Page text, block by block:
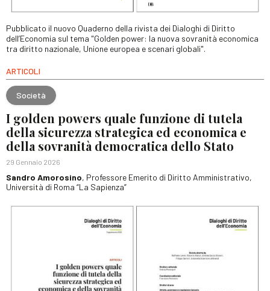
Pubblicato il nuovo Quaderno della rivista dei Dialoghi di Diritto
dell’Economia sul tema "Golden power: la nuova sovranità economica
tra diritto nazionale, Unione europea e scenari globali".
ARTICOLI
Società
I golden powers quale funzione di tutela
della sicurezza strategica ed economica e
della sovranità democratica dello Stato
29 Gennaio 2026
Sandro Amorosino, Professore Emerito di Diritto Amministrativo,
Università di Roma “La Sapienza”